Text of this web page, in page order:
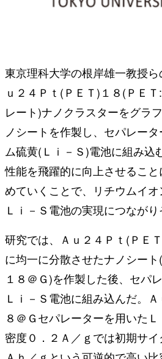
東京理科大学の根岸雄一教授
ｕ２４Ｐｔ(ＰＥＴ)１８(ＰＥ
レート)ナノクラスターをグラ
ノシートを作製し、セパレー
ム硫黄(Ｌｉ－Ｓ)電池に組み込
性能を飛躍的に向上させるこ
めていくことで、リチウムイ
Ｌｉ－Ｓ電池の実現につながり
研究では、Ａｕ２４Ｐｔ(ＰＥ
に均一に分散させたナノシー
１８＠Ｇ)を作製した後、セパ
Ｌｉ－Ｓ電池に組み込んだ。
８＠Ｇセパレーターを用いた
密度０．２Ａ／ｇでは初期サ